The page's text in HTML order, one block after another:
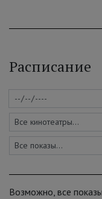
Расписание
Возможно, все